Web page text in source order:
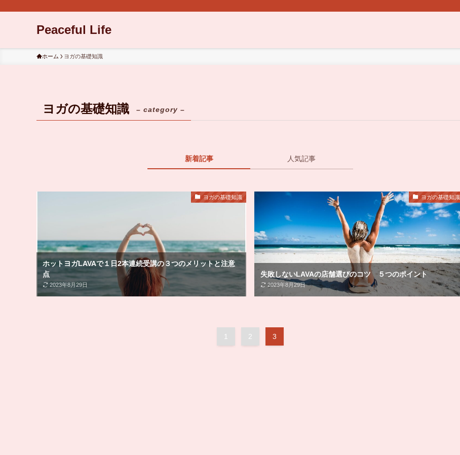
Peaceful Life
ホーム ヨガの基礎知識
ヨガの基礎知識 – category –
新着記事 人気記事
ヨガの基礎知識
ホットヨガLAVAで１日2本連続受講の３つのメリットと注意
点
2023年8月29日
ヨガの基礎知識
失敗しないLAVAの店舗選びのコツ ５つのポイント
2023年8月29日
1 2 3